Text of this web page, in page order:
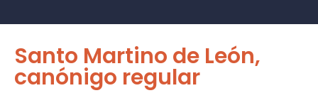
Santo Martino de León,
canónigo regular